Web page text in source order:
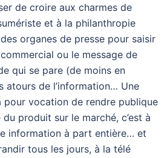
de croire aux charmes de
et à la philanthropie
organes de presse pour saisir
ou le message de
qui se pare (de moins en
atours de l’information… Une
pour vocation de rendre publique
du produit sur le marché, c’est à
information à part entière… et
tous les jours, à la télé